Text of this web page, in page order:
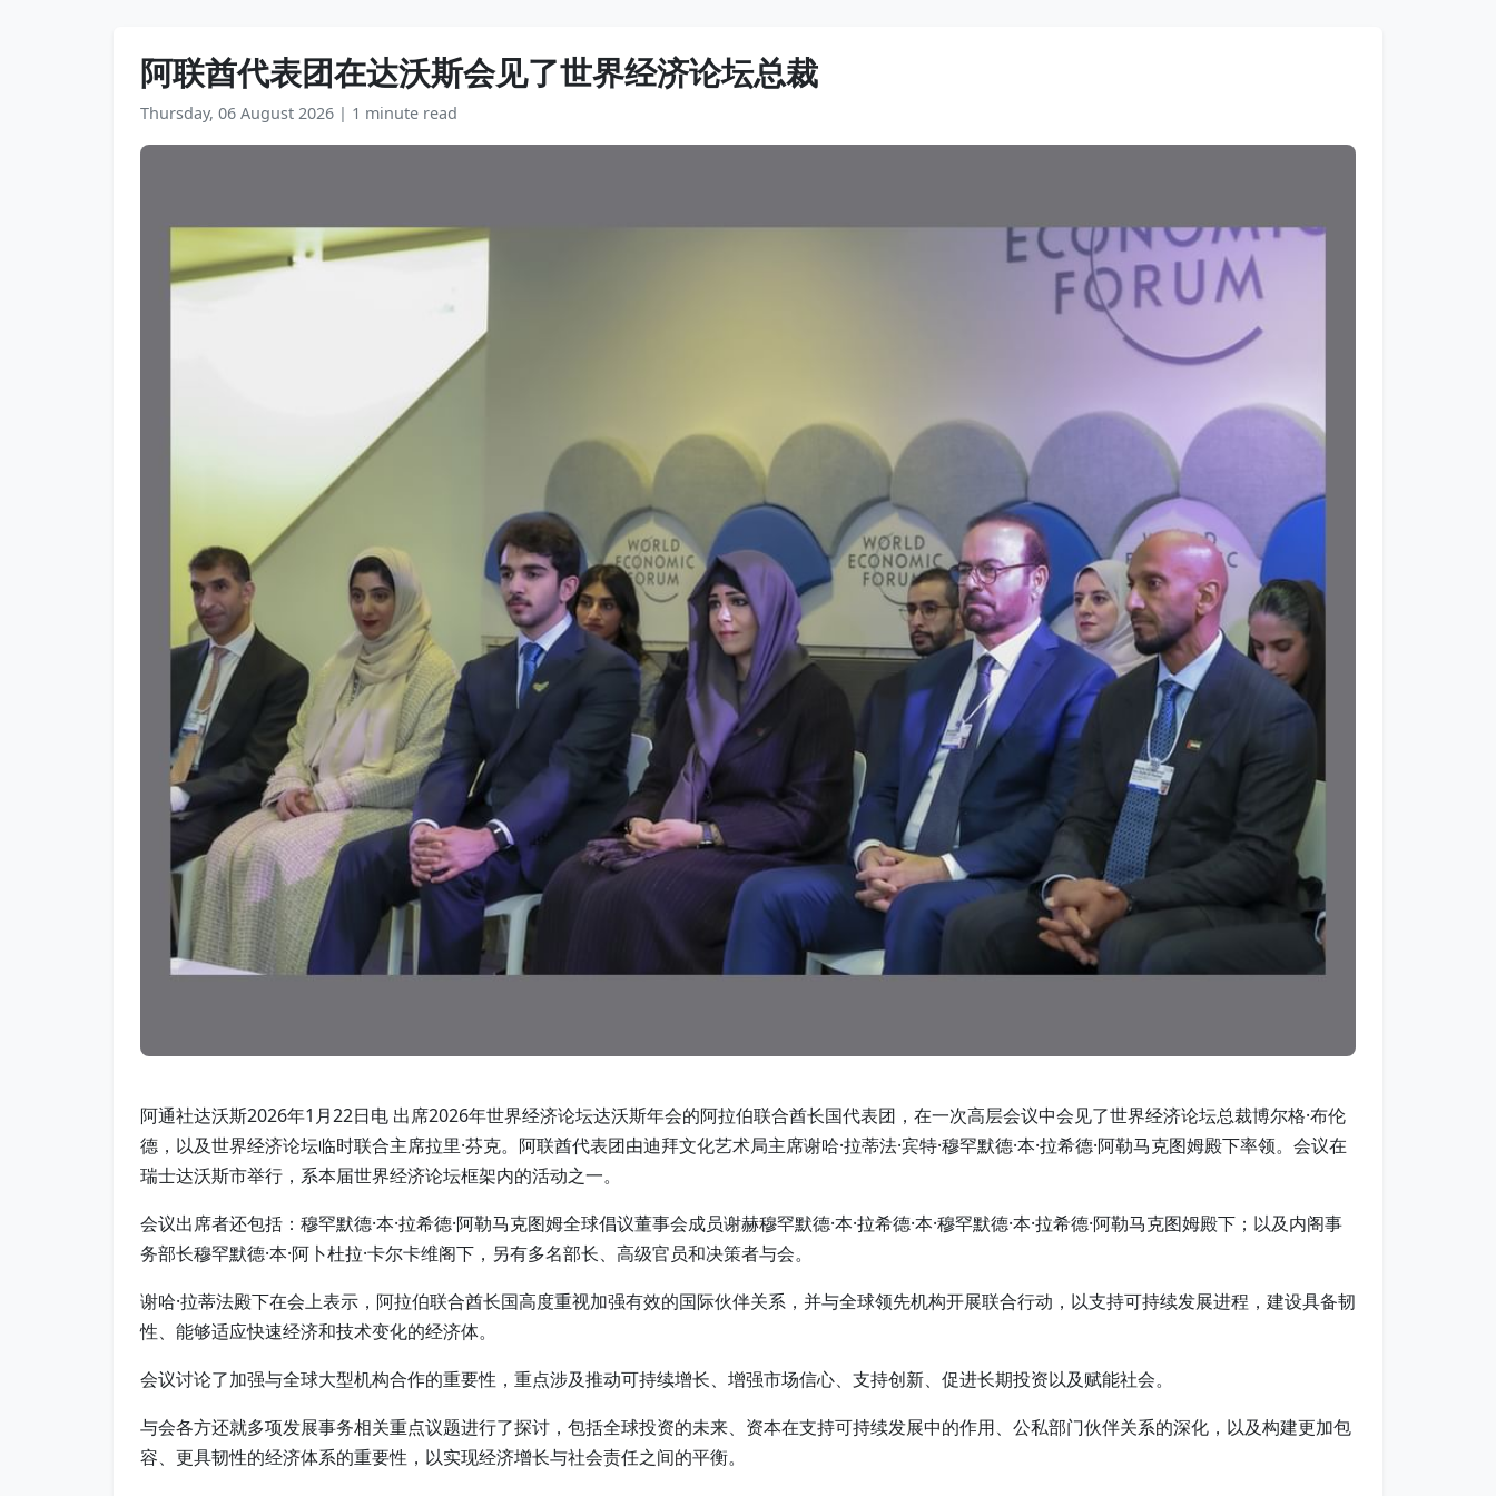
阿联酋代表团在达沃斯会见了世界经济论坛总裁
Thursday, 06 August 2026 | 1 minute read
阿通社达沃斯2026年1月22日电 出席2026年世界经济论坛达沃斯年会的阿拉伯联合酋长国代表团，在一次高层会议中会见了世界经济论坛总裁博尔格·布伦
德，以及世界经济论坛临时联合主席拉里·芬克。阿联酋代表团由迪拜文化艺术局主席谢哈·拉蒂法·宾特·穆罕默德·本·拉希德·阿勒马克图姆殿下率领。会议在
瑞士达沃斯市举行，系本届世界经济论坛框架内的活动之一。
会议出席者还包括：穆罕默德·本·拉希德·阿勒马克图姆全球倡议董事会成员谢赫穆罕默德·本·拉希德·本·穆罕默德·本·拉希德·阿勒马克图姆殿下；以及内阁事
务部长穆罕默德·本·阿卜杜拉·卡尔卡维阁下，另有多名部长、高级官员和决策者与会。
谢哈·拉蒂法殿下在会上表示，阿拉伯联合酋长国高度重视加强有效的国际伙伴关系，并与全球领先机构开展联合行动，以支持可持续发展进程，建设具备韧
性、能够适应快速经济和技术变化的经济体。
会议讨论了加强与全球大型机构合作的重要性，重点涉及推动可持续增长、增强市场信心、支持创新、促进长期投资以及赋能社会。
与会各方还就多项发展事务相关重点议题进行了探讨，包括全球投资的未来、资本在支持可持续发展中的作用、公私部门伙伴关系的深化，以及构建更加包
容、更具韧性的经济体系的重要性，以实现经济增长与社会责任之间的平衡。